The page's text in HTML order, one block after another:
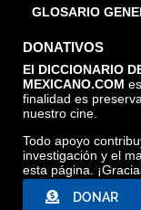
GLOSARIO
DONATIVOS
El DICCIONARIO
MEXICANO.COM
finalidad es
nuestro cine.
Todo apoyo
investigación y el
esta página.
DONAR